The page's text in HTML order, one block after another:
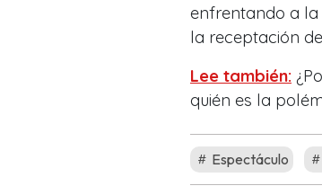
enfrentando a la
la receptación
Lee también:
quién es la
Espectáculo